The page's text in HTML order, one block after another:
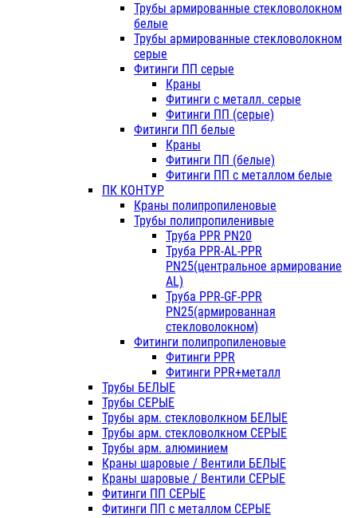
Трубы армированные стекловолокном
белые
Трубы армированные стекловолокном
серые
Фитинги ПП серые
Краны
Фитинги с металл. серые
Фитинги ПП (серые)
Фитинги ПП белые
Краны
Фитинги ПП (белые)
Фитинги ПП с металлом белые
ПК КОНТУР
Краны полипропиленовые
Трубы полипропиленивые
Труба PPR PN20
Труба PPR-AL-PPR
PN25(центральное армирование
AL)
Труба PPR-GF-PPR
PN25(армированная
стекловолокном)
Фитинги полипропиленовые
Фитинги PPR
Фитинги PPR+металл
Трубы БЕЛЫЕ
Трубы СЕРЫЕ
Трубы арм. стекловолкном БЕЛЫЕ
Трубы арм. стекловолкном СЕРЫЕ
Трубы арм. алюминием
Краны шаровые / Вентили БЕЛЫЕ
Краны шаровые / Вентили СЕРЫЕ
Фитинги ПП СЕРЫЕ
Фитинги ПП с металлом СЕРЫЕ